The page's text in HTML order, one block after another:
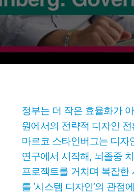
정부는 더 작은 효율화가
원에서의 전략적 디자인
마르코 스타인버그는 디자
연구에서 시작해, 뇌졸중
프로젝트를 거치며 복잡한
를 ‘시스템 디자인’의 관점